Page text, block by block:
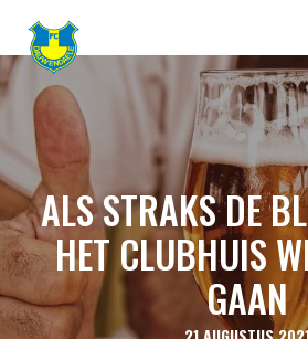
ALS STRAKS DE
HET CLUBHUIS
GAAN